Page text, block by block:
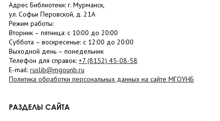
Адрес Библиотеки: г. Мурманск,
ул. Софьи Перовской, д. 21А
Режим работы:
Вторник – пятница: с 10:00 до 20:00
Суббота – воскресенье: c 12:00 до 20:00
Выходной день – понедельник
Телефон для справок: +7 (8152) 45-08-58
E-mail: ruslib@mgounb.ru
Политика обработки персональных данных на сайте МГОУНБ
РАЗДЕЛЫ САЙТА